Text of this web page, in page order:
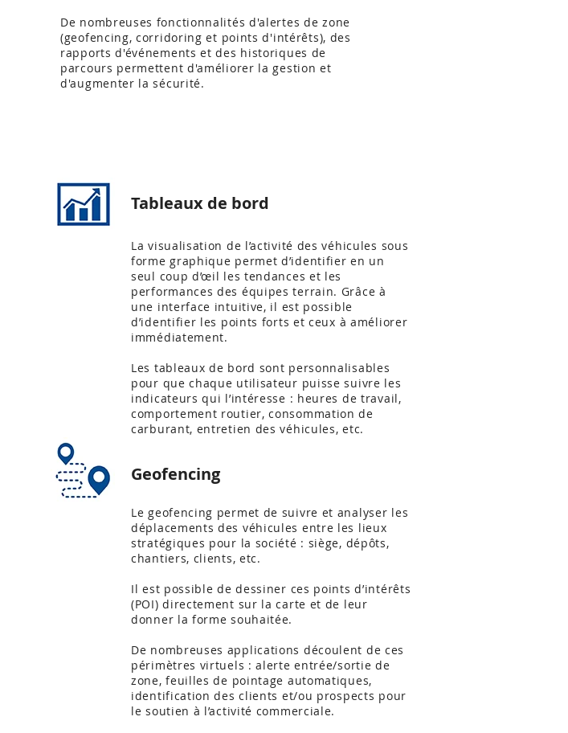
De nombreuses fonctionnalités d'alertes de zone
(geofencing, corridoring et points d'intérêts), des
rapports d'événements et des historiques de
parcours permettent d'améliorer la gestion et
d'augmenter la sécurité.
Tableaux de bord
La visualisation de l’activité des véhicules sous
forme graphique permet d’identifier en un
seul coup d’œil les tendances et les
performances des équipes terrain. Grâce à
une interface intuitive, il est possible
d’identifier les points forts et ceux à améliorer
immédiatement.
Les tableaux de bord sont personnalisables
pour que chaque utilisateur puisse suivre les
indicateurs qui l’intéresse : heures de travail,
comportement routier, consommation de
carburant, entretien des véhicules, etc.
Geofencing
Le geofencing permet de suivre et analyser les
déplacements des véhicules entre les lieux
stratégiques pour la société : siège, dépôts,
chantiers, clients, etc.
Il est possible de dessiner ces points d’intérêts
(POI) directement sur la carte et de leur
donner la forme souhaitée.
De nombreuses applications découlent de ces
périmètres virtuels : alerte entrée/sortie de
zone, feuilles de pointage automatiques,
identification des clients et/ou prospects pour
le soutien à l’activité commerciale.